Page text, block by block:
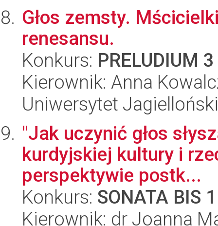
Głos zemsty.
renesansu.
Konkurs: PRELUDIUM 3
Kierownik: Anna
Uniwersytet
"Jak uczynić głos
kurdyjskiej kultury i
perspektywie postk...
Konkurs: SONATA BIS 1
Kierownik: dr Joanna